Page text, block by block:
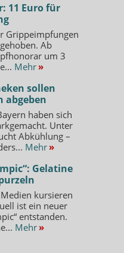
11 Euro für
Grippeimpfungen
Ab
um 3
Mehr »
sollen
abgeben
haben sich
Unter
Abkühlung –
Mehr »
Gelatine
kursieren
ist ein neuer
entstanden.
Mehr »